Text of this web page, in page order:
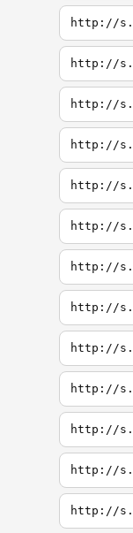
http://
http://
http://
http://
http://
http://
http://
http://
http://
http://
http://
http://
http://